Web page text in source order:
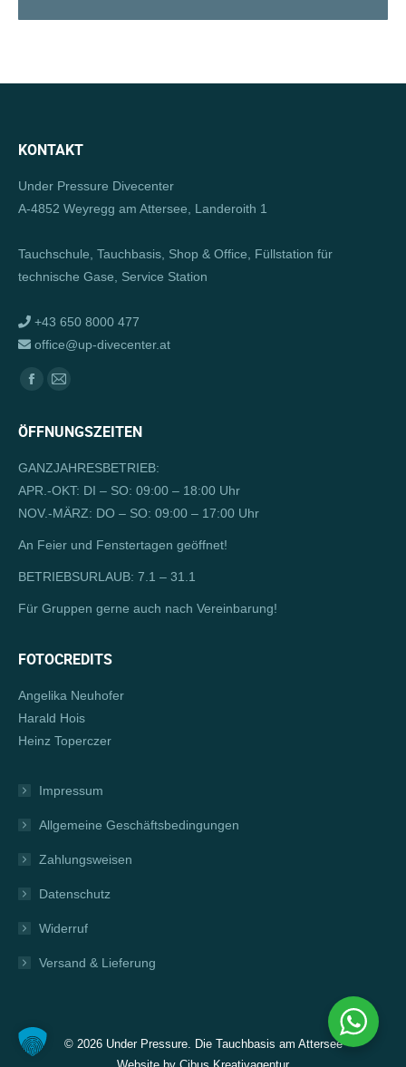
KONTAKT
Under Pressure Divecenter
A-4852 Weyregg am Attersee, Landeroith 1
Tauchschule, Tauchbasis, Shop & Office, Füllstation für
technische Gase, Service Station
+43 650 8000 477
office@up-divecenter.at
Finden Sie uns auf:
Facebook
opens
new
window
E-
page
in
new
ÖFFNUNGSZEITEN
GANZJAHRESBETRIEB:
APR.-OKT: DI – SO: 09:00 – 18:00 Uhr
NOV.-MÄRZ: DO – SO: 09:00 – 17:00 Uhr
An Feier und Fenstertagen geöffnet!
BETRIEBSURLAUB: 7.1 – 31.1
Für Gruppen gerne auch nach Vereinbarung!
FOTOCREDITS
Angelika Neuhofer
Harald Hois
Heinz Toperczer
Impressum
Allgemeine Geschäftsbedingungen
Zahlungsweisen
Datenschutz
Widerruf
Versand & Lieferung
© 2026 Under Pressure. Die Tauchbasis am Attersee
Website by Cibus Kreativagentur